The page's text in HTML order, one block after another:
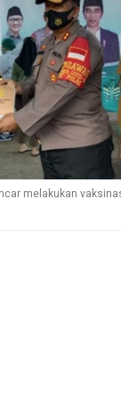
melakukan